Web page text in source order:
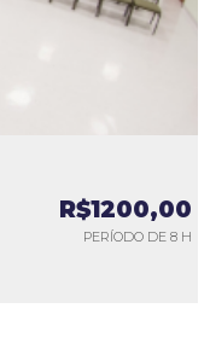
R$1200,00
PERÍODO DE 8 H